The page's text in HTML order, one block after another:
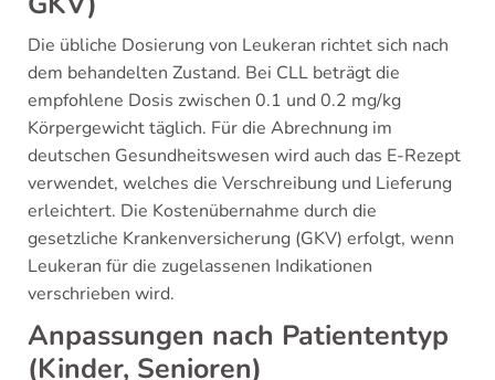
Die übliche Dosierung von Leukeran richtet sich nach
dem behandelten Zustand. Bei CLL beträgt die
empfohlene Dosis zwischen 0.1 und 0.2 mg/kg
Körpergewicht täglich. Für die Abrechnung im
deutschen Gesundheitswesen wird auch das E-Rezept
verwendet, welches die Verschreibung und Lieferung
erleichtert. Die Kostenübernahme durch die
gesetzliche Krankenversicherung (GKV) erfolgt, wenn
Leukeran für die zugelassenen Indikationen
verschrieben wird.
Anpassungen nach Patiententyp
(Kinder, Senioren)